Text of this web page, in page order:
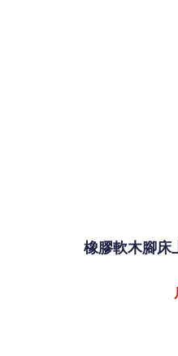
橡膠軟木腳床